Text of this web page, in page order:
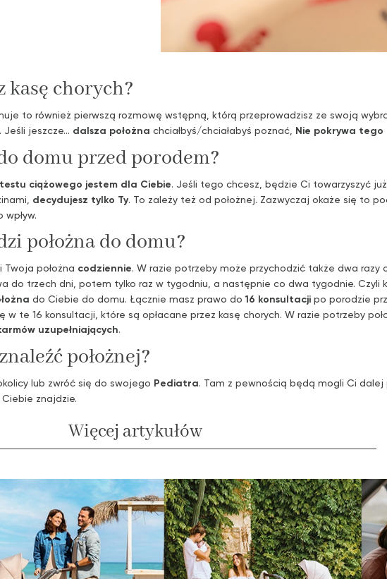
kasę chorych?
to również pierwszą rozmowę wstępną, którą przeprowadzisz ze swoją
jeszcze... dalsza położna chciałbyś/chciałabyś poznać, Nie pokrywa tego
domu przed porodem?
ciążowego jestem dla Ciebie. Jeśli tego chcesz, będzie Ci towarzyszyć
decydujesz tylko Ty. To zależy też od położnej. Zazwyczaj okaże się to
położna do domu?
Twoja położna codziennie. W razie potrzeby może przychodzić także dwa razy
do trzech dni, potem tylko raz w tygodniu, a następnie co dwa tygodnie. Czyli
do Ciebie do domu. Łącznie masz prawo do16 konsultacji po porodzie
te 16 konsultacji, które są opłacane przez kasę chorych. W razie potrzeby
uzupełniających.
położnej?
lub zwróć się do swojego Pediatra. Tam z pewnością będą mogli Ci dalej
znajdzie.
Więcej artykułów